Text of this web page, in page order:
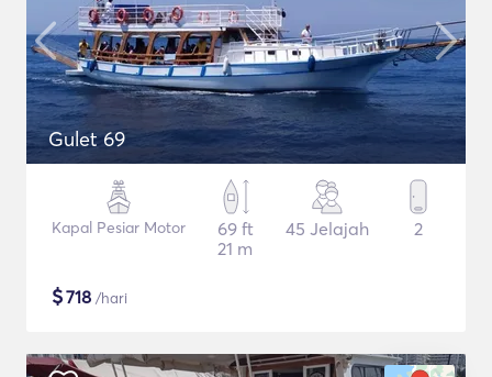
Gulet 69
Kapal Pesiar Motor
69 ft
21 m
45 Jelajah 2
$718 /hari